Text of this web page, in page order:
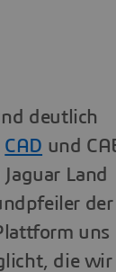
deutlich
CAD und
Land
der
uns
die wir